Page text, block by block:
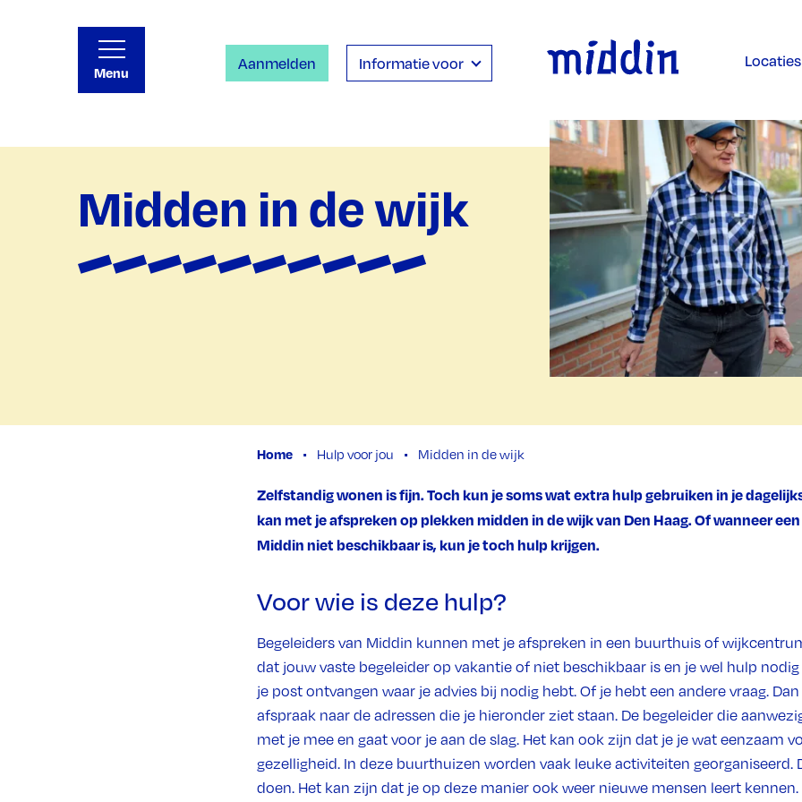
Menu
Aanmelden Informatie voor Locaties
Midden in de wijk
Home Hulp voor jou Midden in de wijk
Zelfstandig wonen is fijn. Toch kun je soms wat extra hulp gebruiken in je
kan met je afspreken op plekken midden in de wijk van Den Haag. Of wanneer
Middin niet beschikbaar is, kun je toch hulp krijgen.
Voor wie is deze hulp?
Begeleiders van Middin kunnen met je afspreken in een buurthuis of
dat jouw vaste begeleider op vakantie of niet beschikbaar is en je wel hulp
je post ontvangen waar je advies bij nodig hebt. Of je hebt een andere vraag.
afspraak naar de adressen die je hieronder ziet staan. De begeleider die
met je mee en gaat voor je aan de slag. Het kan ook zijn dat je je wat eenzaam
gezelligheid. In deze buurthuizen worden vaak leuke activiteiten georganiseerd.
doen. Het kan zijn dat je op deze manier ook weer nieuwe mensen leert kennen.